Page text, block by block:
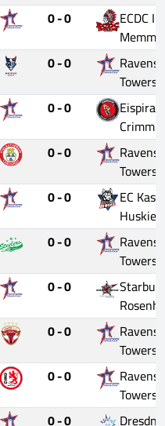
0 - 0
ECDC
0 - 0
0 - 0
0 - 0
0 - 0
EC
Huskies
0 - 0
0 - 0
0 - 0
0 - 0
0 - 0